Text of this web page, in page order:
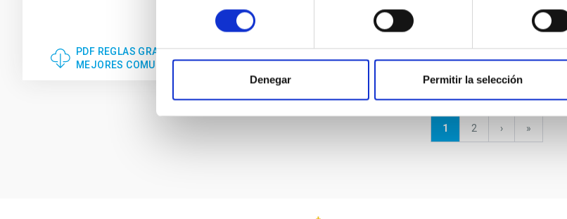
consentimiento
Denegar Permitir la selección
PDF REGLAS GRAFICAS BASICAS PARA
MEJORES COMUNICACIONES
WEB NRT - SABER MAS.PDF
Página
1 Página
2
Siguiente
›
última
»